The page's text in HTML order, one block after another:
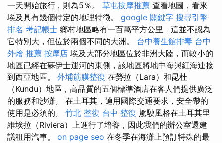
一天開始旅行，則為5％。 草屯按摩推薦 查看地圖，看來
埃及具有幾個特定的​​地理特徵。 google 關鍵字 搜尋引擎
排名 考記帳士 鄉村地區略有一百萬平方公里，這並不認為
它特別大，但位於兩個不同的大洲。 台中養生館排毒 台中
外燴 推薦 按摩店 埃及大部分地區位於非洲大陸，而較小的
地區已經在蘇伊士運河的東側，該地區將地中海與紅海連接
到西亞地區。 外埔筋膜整復 在勞拉（Lara）和昆杜
（Kundu）地區，高品質的五個標準酒店在客人們提供廣泛
的服務和沙灘。 在土耳其，適用國際交通要求，安全帶的
使用是必須的。 竹北 整復 台中 整復 駕駛風格在土耳其里
維埃拉（Riviera）上進行了培養，因此我們的辦公室還建
議租用汽車。 on page seo 在冬季在海灘上預訂特殊的最